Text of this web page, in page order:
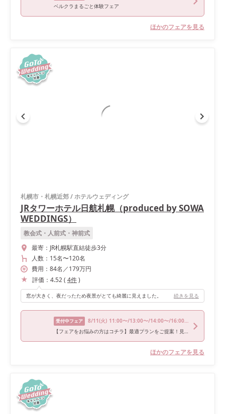
ベルクラまるごと体験フェア
ほかのフェアを見る
札幌市・札幌近郊/ホテルウェディング
JRタワーホテル日航札幌（produced by SOWA
WEDDINGS）
教会式・人前式・神前式
最寄： JR札幌駅直結徒歩3分
人数： 15名〜120名
費用： 84名 ／179万円
評価： 4.52( 4件)
窓が大きく、夜だったため夜景がとても綺麗に見えました。 続きを見る
受付中フェア 8/11(火) 11:00〜/13:00〜/14:00〜/16:00〜/18:00〜
【フェアをお悩みの方はコチラ】最適プランをご提案！見学相談会
ほかのフェアを見る